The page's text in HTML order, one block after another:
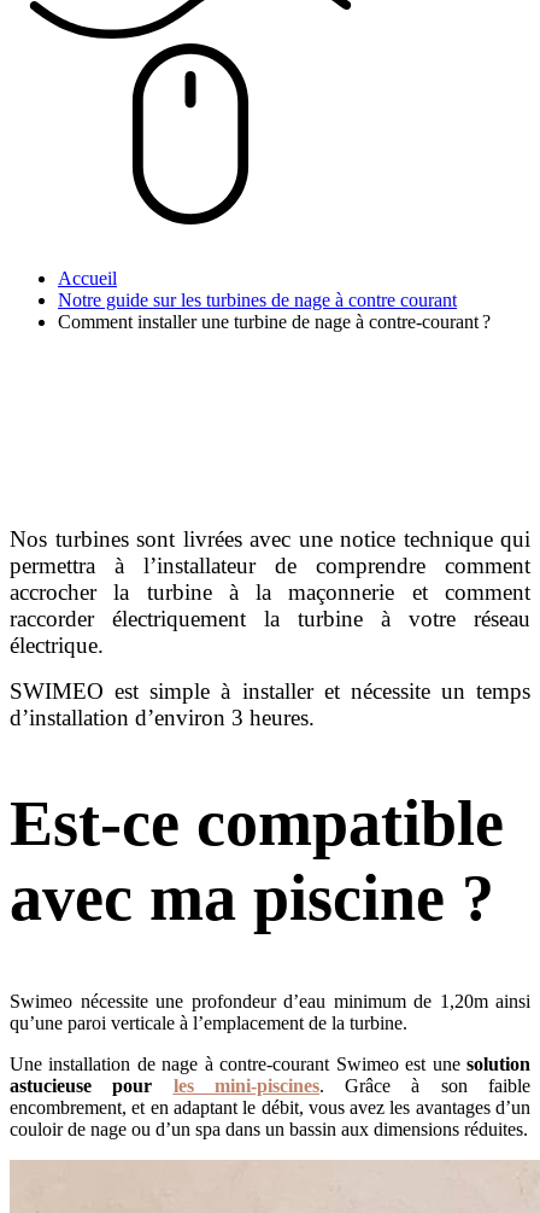
Accueil
Notre guide sur les turbines de nage à contre courant
Comment installer une turbine de nage à contre-courant ?
Nos turbines sont livrées avec une notice technique qui
permettra à l’installateur de comprendre comment
accrocher la turbine à la maçonnerie et comment
raccorder électriquement la turbine à votre réseau
électrique.
SWIMEO est simple à installer et nécessite un temps
d’installation d’environ 3 heures.
Est-ce compatible
avec ma piscine ?
Swimeo nécessite une profondeur d’eau minimum de 1,20m ainsi
qu’une paroi verticale à l’emplacement de la turbine.
Une installation de nage à contre-courant Swimeo est une solution
astucieuse pour les mini-piscines. Grâce à son faible
encombrement, et en adaptant le débit, vous avez les avantages d’un
couloir de nage ou d’un spa dans un bassin aux dimensions réduites.